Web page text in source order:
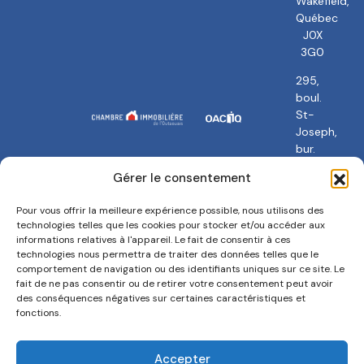
Gérer le consentement
Pour vous offrir la meilleure expérience possible, nous utilisons des
technologies telles que les cookies pour stocker et/ou accéder aux
informations relatives à l'appareil. Le fait de consentir à ces
technologies nous permettra de traiter des données telles que le
comportement de navigation ou des identifiants uniques sur ce site. Le
fait de ne pas consentir ou de retirer votre consentement peut avoir
des conséquences négatives sur certaines caractéristiques et
fonctions.
Accepter
Québec
J0X
3G0
295,
boul.
St-
Joseph,
bur.
Gatineau,
J8Y
Politique de confidentialité Termes et conditions